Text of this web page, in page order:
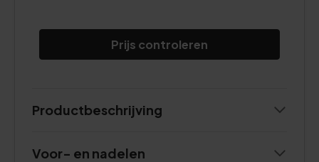
Prijs controleren
Productbeschrijving
Voor- en nadelen